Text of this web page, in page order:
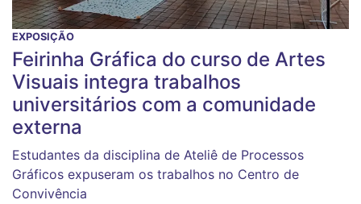
EXPOSIÇÃO
Feirinha Gráfica do curso de Artes
Visuais integra trabalhos
universitários com a comunidade
externa
Estudantes da disciplina de Ateliê de Processos
Gráficos expuseram os trabalhos no Centro de
Convivência